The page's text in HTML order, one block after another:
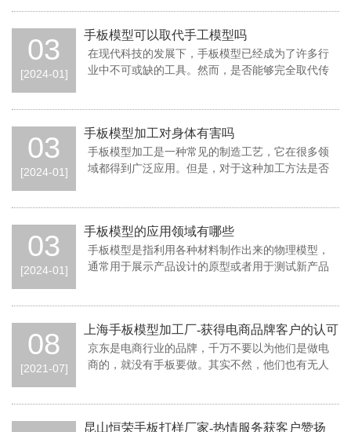
03
[2024-01]
手板模型可以取代手工模型吗
在现代科技的发展下，手板模型已经成为了许多行
业中不可或缺的工具。然而，是否能够完全取代传
03
[2024-01]
手板模型加工对身体有害吗
手板模型加工是一种常见的制造工艺，它在很多领
域都得到广泛应用。但是，对于这种加工方法是否
03
[2024-01]
手板模型的应用领域有哪些
手板模型是指利用各种材料制作出来的物理模型，
通常用于展示产品设计的原型或者用于测试新产品
08
[2021-07]
上海手板模型加工厂-获得电商品牌客户的认可
京东是电商行业的品牌，千万不要以为他们是做电
商的，就没有手板要做。其实不然，他们也有无人
昆山恒荣手板打样厂家-热情服务获客户赞扬